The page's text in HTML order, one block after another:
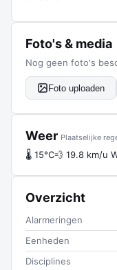
Foto's & media
Nog geen foto's
Foto uploaden
Weer Plaatselijke
🌡 15°C💨 19.8 km/u
Overzicht
Alarmeringen
Eenheden
Disciplines